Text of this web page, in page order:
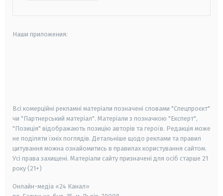
Наши приложения:
Всі комерційні рекламні матеріали позначені словами "Спецпроєкт"
чи "Партнерський матеріал". Матеріали з позначкою "Експерт",
"Позиція" відображають позицію авторів та героїв. Редакція може
не поділяти їхніх поглядів. Детальніше щодо реклами та правил
цитування можна ознайомитись в правилах користування сайтом.
Усі права захищені. Матеріали сайту призначені для осіб старше 21
року (21+)
Онлайн-медіа «24 Канал»